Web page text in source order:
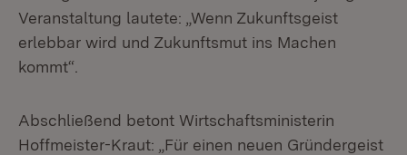
Veranstaltung lautete: „Wenn Zukunftsgeist
erlebbar wird und Zukunftsmut ins Machen
kommt“.
Abschließend betont Wirtschaftsministerin
Hoffmeister-Kraut: „Für einen neuen Gründergeist